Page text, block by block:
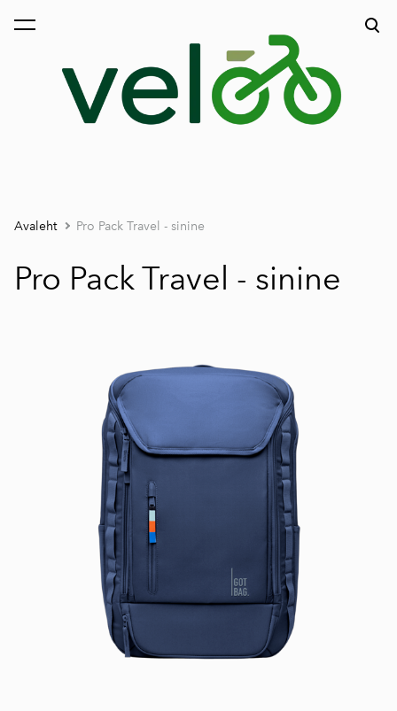
lisati ostukorvi.
Avaleht Pro Pack Travel - sinine
Pro Pack Travel - sinine